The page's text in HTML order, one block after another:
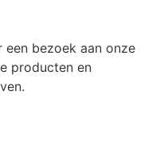
bezoek aan onze
producten en